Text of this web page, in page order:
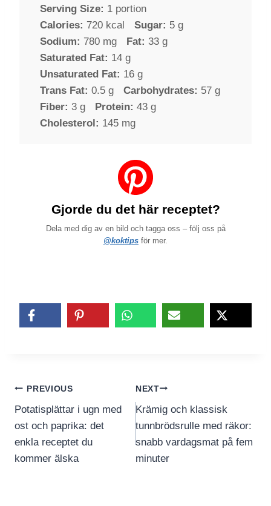
Serving Size: 1 portion
Calories: 720 kcal Sugar: 5 g
Sodium: 780 mg Fat: 33 g
Saturated Fat: 14 g
Unsaturated Fat: 16 g
Trans Fat: 0.5 g Carbohydrates: 57 g
Fiber: 3 g Protein: 43 g
Cholesterol: 145 mg
Gjorde du det här receptet?
Dela med dig av en bild och tagga oss – följ oss på
@koktips för mer.
Inläggsnavigering
PREVIOUS
Potatisplättar i ugn med
ost och paprika: det
enkla receptet du
kommer älska
NEXT
Krämig och klassisk
tunnbrödsrulle med räkor:
snabb vardagsmat på fem
minuter